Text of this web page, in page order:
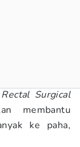
Surgical
membantu
ke paha,